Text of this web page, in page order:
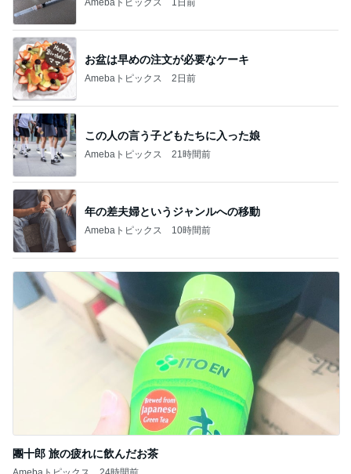
お盆は早めの注文が必要なケーキ
Amebaトピックス 2日前
この人の言う子どもたちに入った娘
Amebaトピックス 21時間前
年の差夫婦というジャンルへの移動
Amebaトピックス 10時間前
團十郎 旅の疲れに飲んだお茶